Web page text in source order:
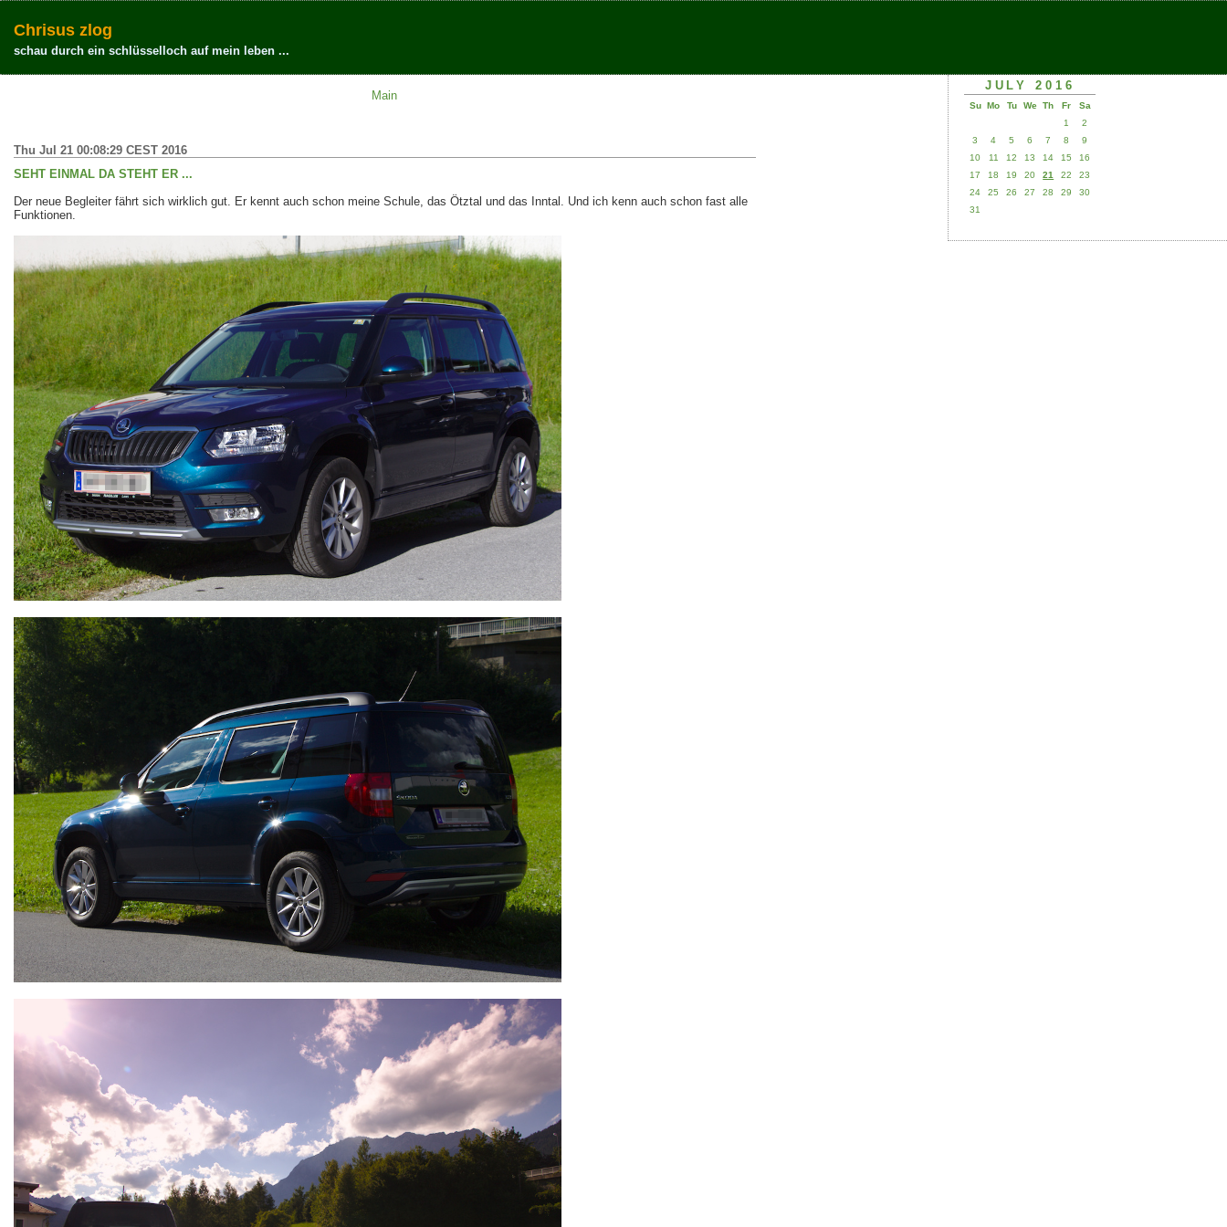
Chrisus zlog
schau durch ein schlüsselloch auf mein leben ...
Main
Thu Jul 21 00:08:29 CEST 2016
SEHT EINMAL DA STEHT ER ...
Der neue Begleiter fährt sich wirklich gut. Er kennt auch schon meine Schule, das Ötztal und das Inntal. Und ich kenn auch schon fast alle
Funktionen.
JULY 2016
Su Mo Tu We Th Fr
Sa
1
2
3
4 5 6 7 8
9
10
11 12 13 14 15
16
17
18 19 20 21 22
23
24
25 26 27 28 29
30
31